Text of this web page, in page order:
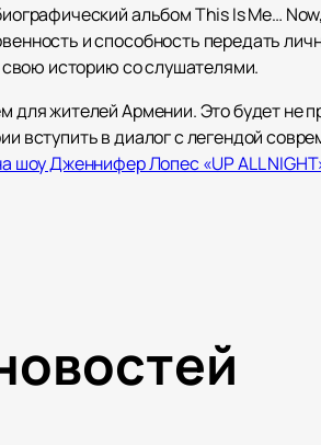
альбом This Is Me…
и способность передать
свою историю со слушателями.
жителей Армении. Это будет не
вступить в диалог с легендой
шоу Дженнифер Лопес «UP ALL